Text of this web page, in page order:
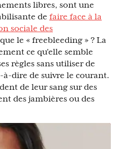
libres, sont une
de faire face à la
sociale des
le « freebleeding » ? La
ce qu'elle semble
règles sans utiliser de
dire de suivre le courant.
de leur sang sur des
des jambières ou des